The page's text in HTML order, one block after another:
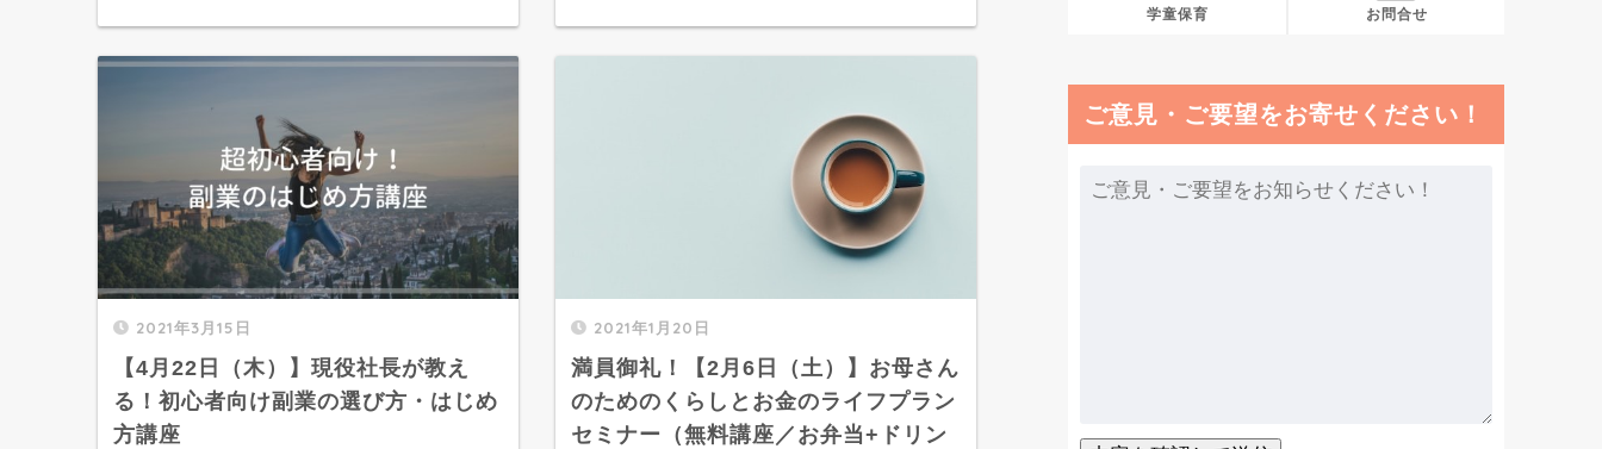
2021年3月15日
【4月22日（木）】現役社長が教え
る！初心者向け副業の選び方・はじめ
方講座
2021年1月20日
満員御礼！【2月6日（土）】お母さん
のためのくらしとお金のライフプラン
セミナー（無料講座／お弁当+ドリン
学童保育 お問合せ
ご意見・ご要望をお寄せください！